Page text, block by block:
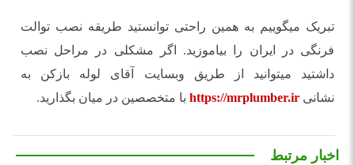
تبریک میگوییم به همین راحتی توانستید طریقه نصب توالت
فرنگی در ایران را بیاموزید. اگر مشکلی در مراحل نصب
داشتید میتوانید از طریق وبسایت آقای لوله بازکن به
نشانی https://mrplumber.irبا متخصصین در میان بگذارید.
اخبار مرتبط